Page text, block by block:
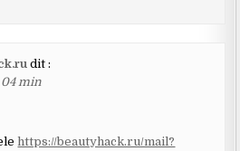
dit :
04 min
https://beautyhack.ru/mail?